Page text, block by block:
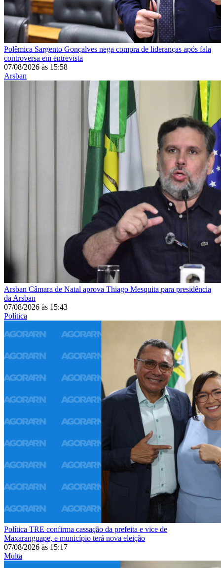
Polêmica Sargento Gonçalves nega compra de lideranças após fala
controversa em entrevista
07/08/2026 às 15:58
Arsban
Arsban Câmara de Natal aprova Thiago Mesquita para presidência
da Arsban
07/08/2026 às 15:43
Política
Política TRE confirma cassação da prefeita e vice de
Maxaranguape, e município terá nova eleição
07/08/2026 às 15:17
Multa